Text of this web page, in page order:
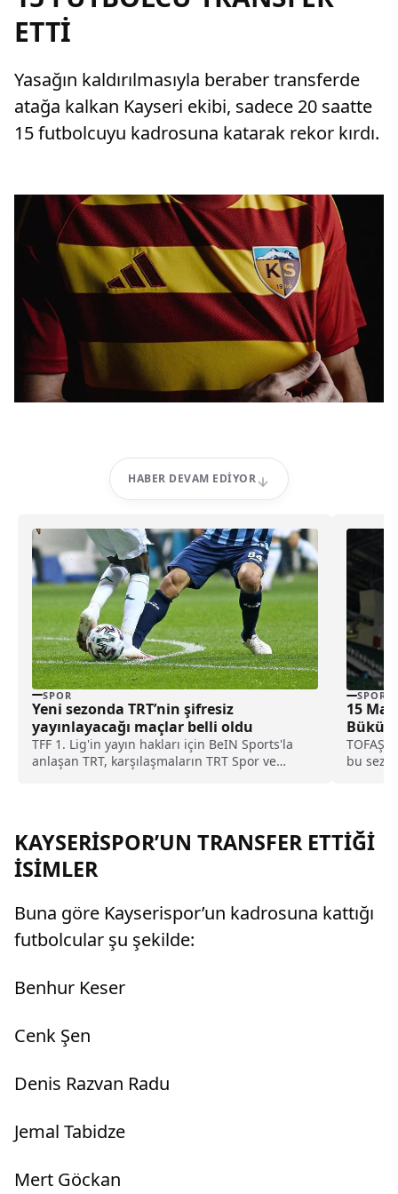
ETTİ
Yasağın kaldırılmasıyla beraber transferde
atağa kalkan Kayseri ekibi, sadece 20 saatte
15 futbolcuyu kadrosuna katarak rekor kırdı.
HABER DEVAM EDIYOR
SPOR
Yeni sezonda TRT’nin şifresiz
yayınlayacağı maçlar belli oldu
TFF 1. Lig'in yayın hakları için BeIN Sports'la
anlaşan TRT, karşılaşmaların TRT Spor ve
SPOR
15
TOFAŞ,
bu
KAYSERİSPOR’UN TRANSFER ETTİĞİ
İSİMLER
Buna göre Kayserispor’un kadrosuna kattığı
futbolcular şu şekilde:
Benhur Keser
Cenk Şen
Denis Razvan Radu
Jemal Tabidze
Mert Göckan